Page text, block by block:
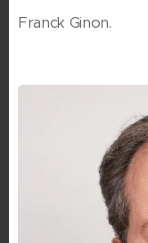
Franck Ginon.